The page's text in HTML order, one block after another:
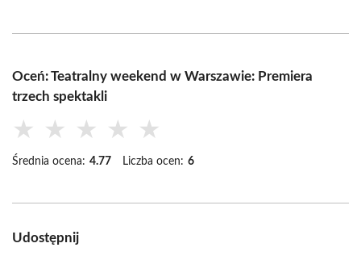
Oceń: Teatralny weekend w Warszawie: Premiera
trzech spektakli
★ ★ ★ ★ ★
Średnia ocena: 4.77 Liczba ocen: 6
Udostępnij